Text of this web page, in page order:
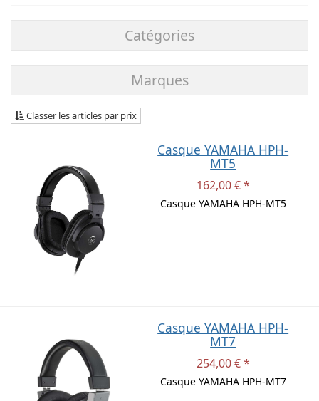
Catégories
Marques
Classer les articles par prix
Casque YAMAHA HPH-
MT5
162,00 € *
Casque YAMAHA HPH-MT5
Casque YAMAHA HPH-
MT7
254,00 € *
Casque YAMAHA HPH-MT7